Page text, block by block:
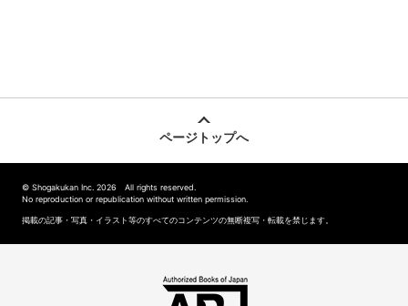
ページトップへ
© Shogakukan Inc. 2026 All rights reserved.
No reproduction or republication without written permission.
掲載の記事・写真・イラスト等のすべてのコンテンツの無断複写・転載を禁じます。